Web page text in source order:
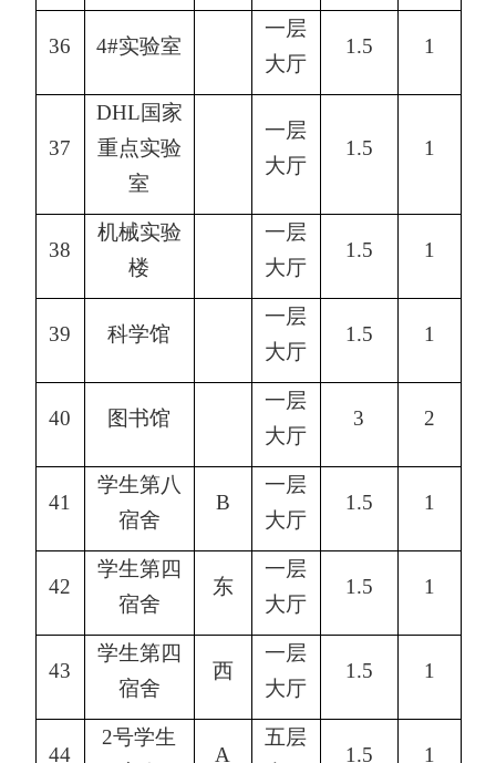
36 4#实验室
一层
大厅
1.5 1
37
DHL国家
重点实验
室
一层
大厅
1.5 1
38
机械实验
楼
一层
大厅
1.5 1
39 科学馆
一层
大厅
1.5 1
40 图书馆
一层
大厅
3 2
41
学生第八
宿舍
B
一层
大厅
1.5 1
42
学生第四
宿舍
东
一层
大厅
1.5 1
43
学生第四
宿舍
西
一层
大厅
1.5 1
44
2号学生
A
五层
1.5 1